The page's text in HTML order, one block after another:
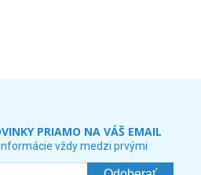
PRIAMO NA VÁŠ EMAIL
vždy medzi prvými